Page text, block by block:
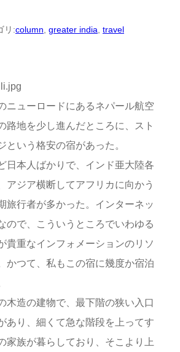
リ:column, greater india, travel
ニューロードにあるネパール航空
路地を少し進んだところに、スト
という格安の宿があった。
日本人ばかりで、インド亜大陸各
アジア横断してアフリカに向かう
旅行者が多かった。インターネッ
ので、こういうところでいわゆる
貴重なインフォメーションのリソ
かつて、私もこの宿に幾度か宿泊
木造の建物で、最下階の狭い入口
あり、細くて急な階段を上ってす
家族が暮らしており、そこより上